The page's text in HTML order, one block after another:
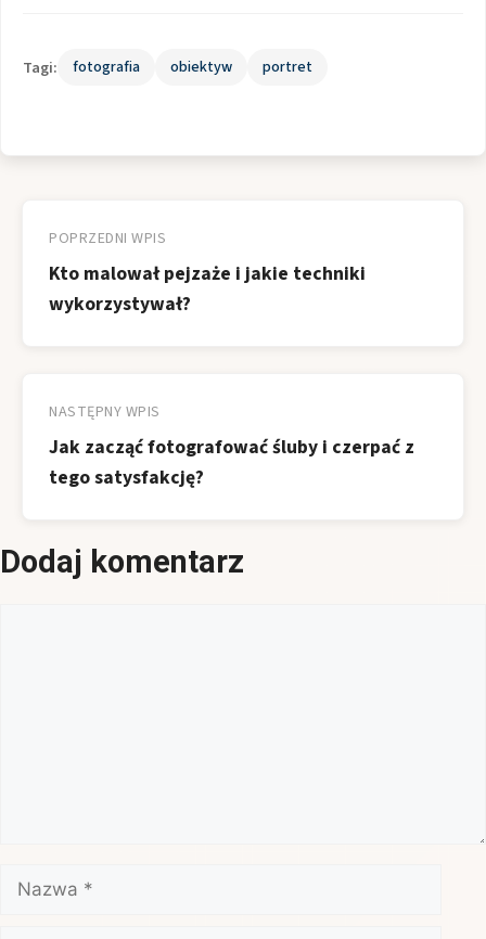
Tagi: fotografia obiektyw portret
wpisu
POPRZEDNI WPIS
Kto malował pejzaże i jakie techniki
wykorzystywał?
NASTĘPNY WPIS
Jak zacząć fotografować śluby i czerpać z
tego satysfakcję?
Dodaj komentarz
Nazwa